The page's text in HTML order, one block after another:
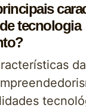
tecnologia